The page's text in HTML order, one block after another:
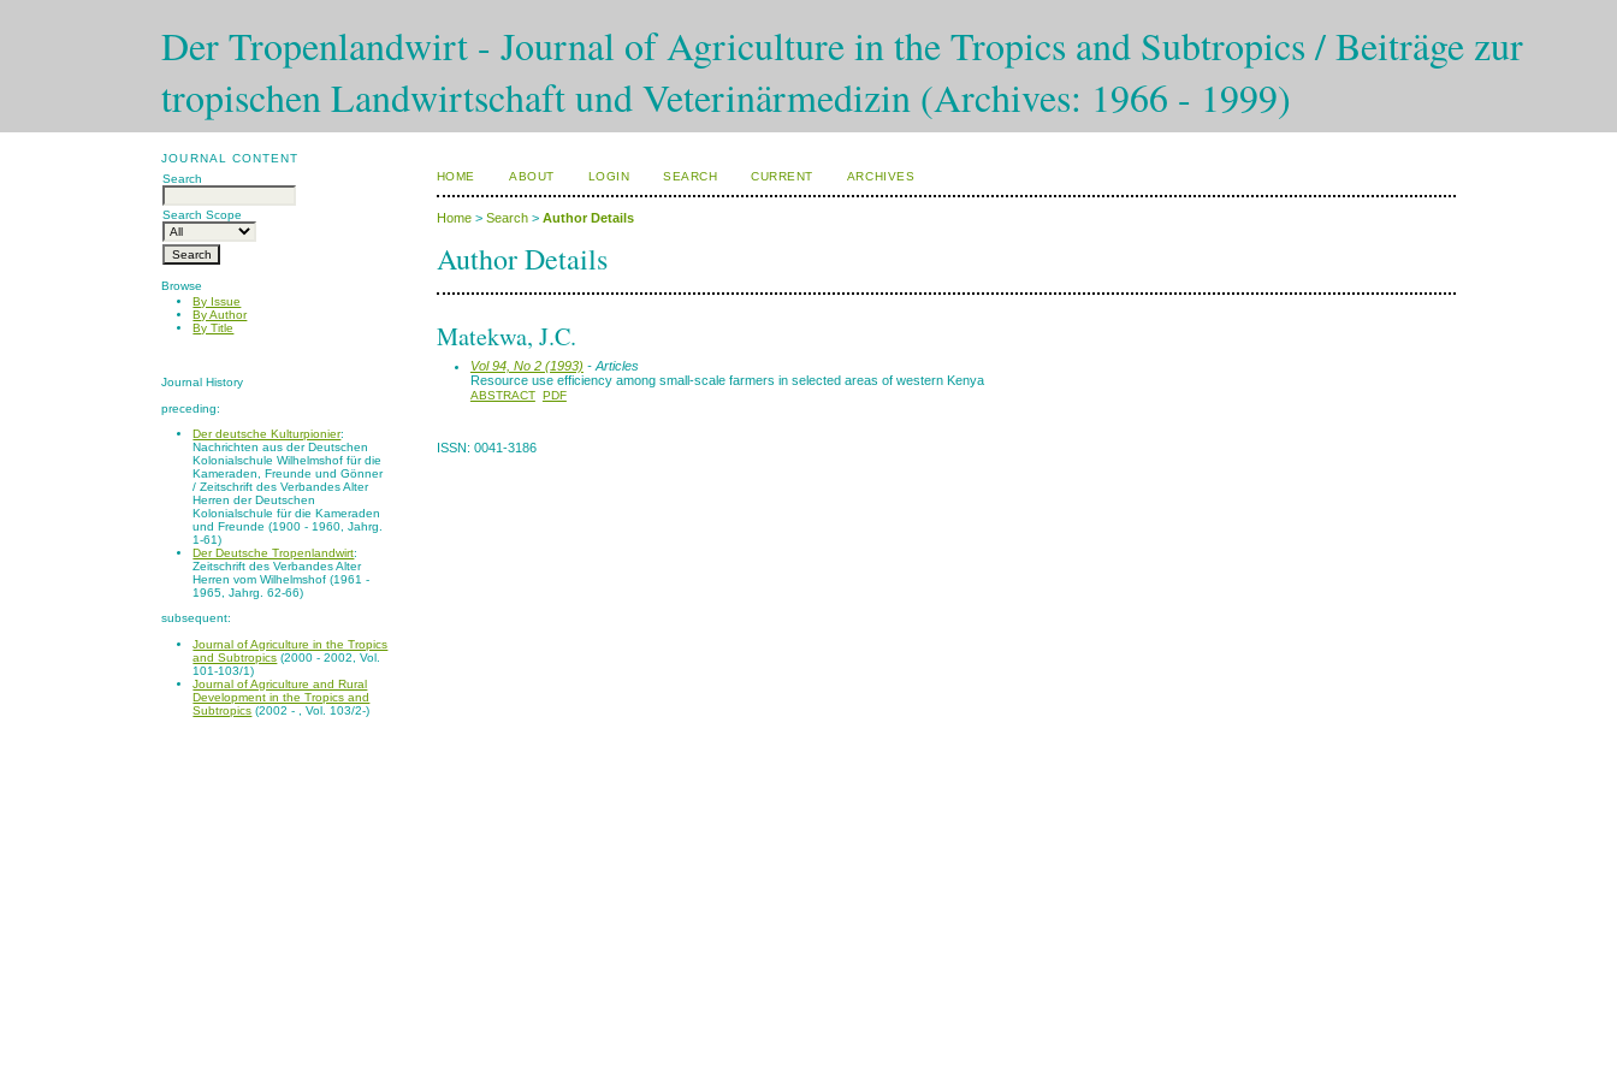
Der Tropenlandwirt - Journal of Agriculture in the Tropics and Subtropics / Beiträge zur
tropischen Landwirtschaft und Veterinärmedizin (Archives: 1966 - 1999)
JOURNAL CONTENT
Search
Search Scope
Browse
By Issue
By Author
By Title
Journal History
preceding:
Der deutsche Kulturpionier:
Nachrichten aus der Deutschen
Kolonialschule Wilhelmshof für die
Kameraden, Freunde und Gönner
/ Zeitschrift des Verbandes Alter
Herren der Deutschen
Kolonialschule für die Kameraden
und Freunde (1900 - 1960, Jahrg.
1-61)
Der Deutsche Tropenlandwirt:
Zeitschrift des Verbandes Alter
Herren vom Wilhelmshof (1961 -
1965, Jahrg. 62-66)
subsequent:
Journal of Agriculture in the Tropics
and Subtropics (2000 - 2002, Vol.
101-103/1)
Journal of Agriculture and Rural
Development in the Tropics and
Subtropics (2002 - , Vol. 103/2-)
HOME ABOUT LOGIN SEARCH CURRENT ARCHIVES
Home> Search> Author Details
Author Details
Matekwa, J.C.
Vol 94, No 2 (1993) - Articles
Resource use efficiency among small-scale farmers in selected areas of western Kenya
ABSTRACT PDF
ISSN: 0041-3186